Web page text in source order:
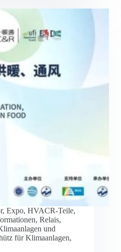
, Expo, HVACR-Teile,
, Relais,
und
für Klimaanlagen,